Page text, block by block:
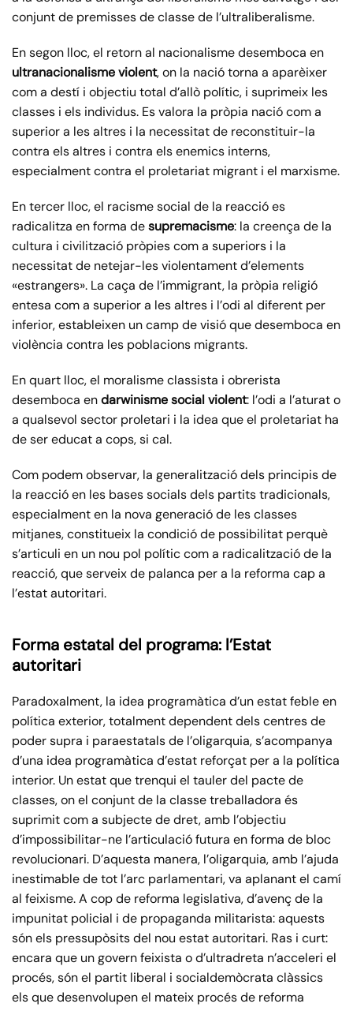
conjunt de premisses de classe de l’ultraliberalisme.
En segon lloc, el retorn al nacionalisme desemboca en
ultranacionalisme violent, on la nació torna a aparèixer
com a destí i objectiu total d’allò polític, i suprimeix les
classes i els individus. Es valora la pròpia nació com a
superior a les altres i la necessitat de reconstituir-la
contra els altres i contra els enemics interns,
especialment contra el proletariat migrant i el marxisme.
En tercer lloc, el racisme social de la reacció es
radicalitza en forma desupremacisme: la creença de la
cultura i civilització pròpies com a superiors i la
necessitat de netejar-les violentament d’elements
«estrangers». La caça de l’immigrant, la pròpia religió
entesa com a superior a les altres i l’odi al diferent per
inferior, estableixen un camp de visió que desemboca en
violència contra les poblacions migrants.
En quart lloc, el moralisme classista i obrerista
desemboca endarwinisme social violent: l’odi a l’aturat o
a qualsevol sector proletari i la idea que el proletariat ha
de ser educat a cops, si cal.
Com podem observar, la generalització dels principis de
la reacció en les bases socials dels partits tradicionals,
especialment en la nova generació de les classes
mitjanes, constitueix la condició de possibilitat perquè
s’articuli en un nou pol polític com a radicalització de la
reacció, que serveix de palanca per a la reforma cap a
l’estat autoritari.
Forma estatal del programa: l’Estat
autoritari
Paradoxalment, la idea programàtica d’un estat feble en
política exterior, totalment dependent dels centres de
poder supra i paraestatals de l’oligarquia, s’acompanya
d’una idea programàtica d’estat reforçat per a la política
interior. Un estat que trenqui el tauler del pacte de
classes, on el conjunt de la classe treballadora és
suprimit com a subjecte de dret, amb l’objectiu
d’impossibilitar-ne l’articulació futura en forma de bloc
revolucionari. D’aquesta manera, l’oligarquia, amb l’ajuda
inestimable de tot l’arc parlamentari, va aplanant el camí
al feixisme. A cop de reforma legislativa, d’avenç de la
impunitat policial i de propaganda militarista: aquests
són els pressupòsits del nou estat autoritari. Ras i curt:
encara que un govern feixista o d’ultradreta n’acceleri el
procés, són el partit liberal i socialdemòcrata clàssics
els que desenvolupen el mateix procés de reforma